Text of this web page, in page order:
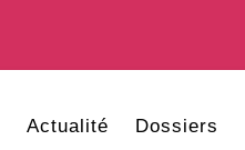
Actualité Dossiers